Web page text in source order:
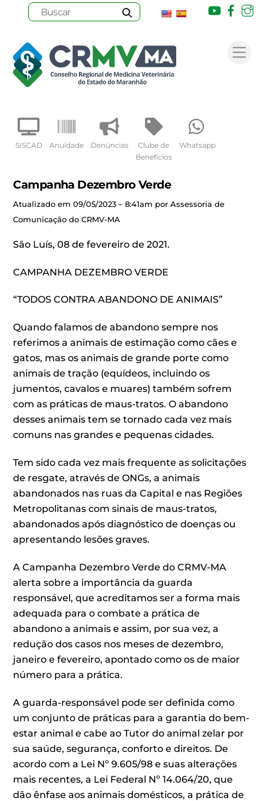
content
SISCAD Anuidade Denúncias
Clube de
Benefícios
Whatsapp
Youtube
Campanha Dezembro Verde
Atualizado em 09/05/2023 – 8:41am por Assessoria de
Comunicação do CRMV-MA
São Luís, 08 de fevereiro de 2021.
CAMPANHA DEZEMBRO VERDE
“TODOS CONTRA ABANDONO DE ANIMAIS”
Quando falamos de abandono sempre nos
referimos a animais de estimação como cães e
gatos, mas os animais de grande porte como
animais de tração (equídeos, incluindo os
jumentos, cavalos e muares) também sofrem
com as práticas de maus-tratos. O abandono
desses animais tem se tornado cada vez mais
comuns nas grandes e pequenas cidades.
Tem sido cada vez mais frequente as solicitações
de resgate, através de ONGs, a animais
abandonados nas ruas da Capital e nas Regiões
Metropolitanas com sinais de maus-tratos,
abandonados após diagnóstico de doenças ou
apresentando lesões graves.
­­­­­­A Campanha Dezembro Verde do CRMV-MA
alerta sobre a importância da guarda
responsável, que acreditamos ser a forma mais
adequada para o combate a prática de
abandono a animais e assim, por sua vez, a
redução dos casos nos meses de dezembro,
janeiro e fevereiro, apontado como os de maior
número para a prática.
A guarda-responsável pode ser definida como
um conjunto de práticas para a garantia do bem-
estar animal e cabe ao Tutor do animal zelar por
sua saúde, segurança, conforto e direitos. De
acordo com a Lei Nº 9.605/98 e suas alterações
mais recentes, a Lei Federal Nº 14.064/20, que
dão ênfase aos animais domésticos, a prática de